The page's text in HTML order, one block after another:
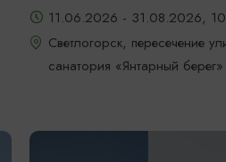
11.06.2026 - 31.08.2026,
Светлогорск, пересечение
санатория «Янтарный берег»